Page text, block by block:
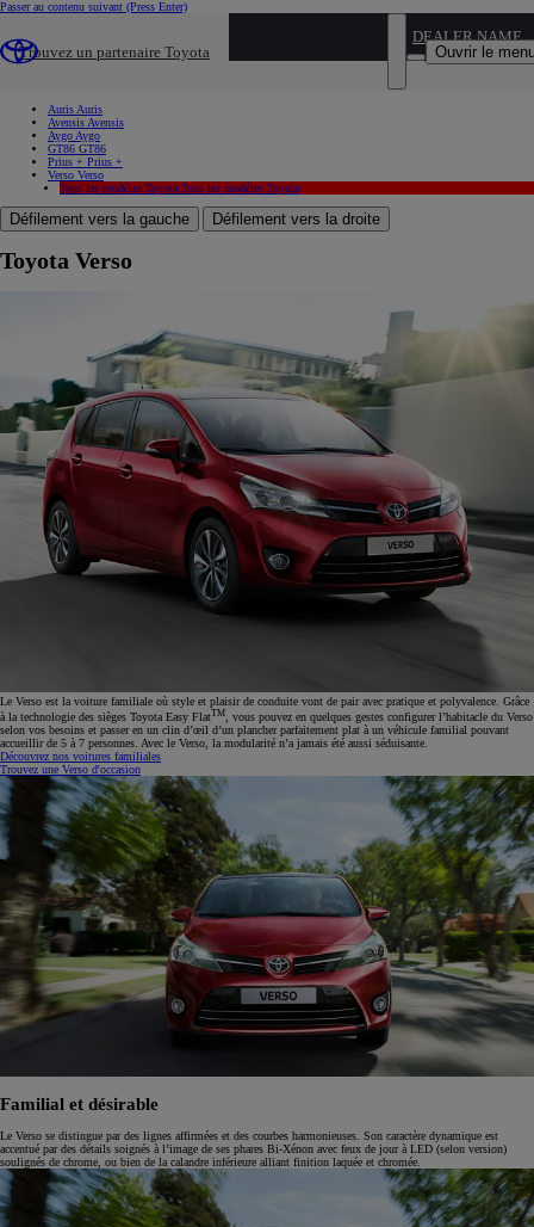
Passer au contenu suivant (Press Enter)
Trouvez un partenaire Toyota
DEALER NAME
Ouvrir le
Auris Auris
Avensis Avensis
Aygo Aygo
GT86 GT86
Prius + Prius +
Verso Verso
Tous les modèles Toyota Tous les modèles Toyota
Défilement vers la gauche Défilement vers la droite
Toyota Verso
Le Verso est la voiture familiale où style et plaisir de conduite vont de pair avec pratique et polyvalence. Grâce
à la technologie des sièges Toyota Easy FlatTM
, vous pouvez en quelques gestes configurer l’habitacle du Verso
selon vos besoins et passer en un clin d’œil d’un plancher parfaitement plat à un véhicule familial pouvant
accueillir de 5 à 7 personnes. Avec le Verso, la modularité n’a jamais été aussi séduisante.
Découvrez nos voitures familiales
Trouvez une Verso d'occasion
Familial et désirable
Le Verso se distingue par des lignes affirmées et des courbes harmonieuses. Son caractère dynamique est
accentué par des détails soignés à l’image de ses phares Bi-Xénon avec feux de jour à LED (selon version)
soulignés de chrome, ou bien de la calandre inférieure alliant finition laquée et chromée.